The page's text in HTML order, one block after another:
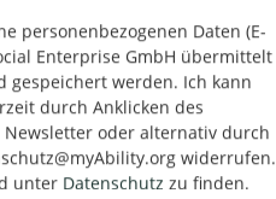
personenbezogenen Daten (E-
Enterprise GmbH übermittelt
werden. Ich kann
durch Anklicken des
oder alternativ durch
widerrufen.
unter Datenschutz zu finden.